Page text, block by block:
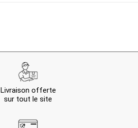
Livraison offerte
sur tout le site